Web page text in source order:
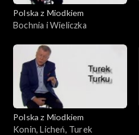
Polska z Miodkiem
Bochnia i Wieliczka
Polska z Miodkiem
Konin, Licheń, Turek